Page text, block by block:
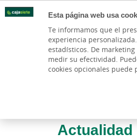
Esta página web usa
Te informamos que el
experiencia
estadísticos. De
medir su efectividad.
cookies opcionales puede
Actualidad